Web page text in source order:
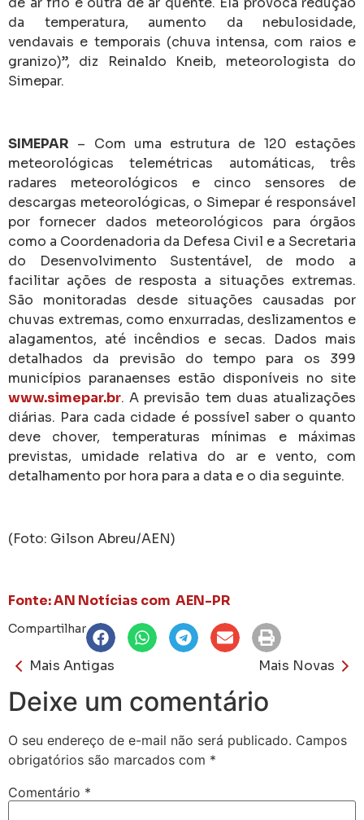
da temperatura, aumento da nebulosidade,
vendavais e temporais (chuva intensa, com raios e
granizo)”, diz Reinaldo Kneib, meteorologista do
Simepar.
SIMEPAR – Com uma estrutura de 120 estações
meteorológicas telemétricas automáticas, três
radares meteorológicos e cinco sensores de
descargas meteorológicas, o Simepar é responsável
por fornecer dados meteorológicos para órgãos
como a Coordenadoria da Defesa Civil e a Secretaria
do Desenvolvimento Sustentável, de modo a
facilitar ações de resposta a situações extremas.
São monitoradas desde situações causadas por
chuvas extremas, como enxurradas, deslizamentos e
alagamentos, até incêndios e secas. Dados mais
detalhados da previsão do tempo para os 399
municípios paranaenses estão disponíveis no site
www.simepar.br. A previsão tem duas atualizações
diárias. Para cada cidade é possível saber o quanto
deve chover, temperaturas mínimas e máximas
previstas, umidade relativa do ar e vento, com
detalhamento por hora para a data e o dia seguinte.
(Foto: Gilson Abreu/AEN)
Fonte: AN Notícias com AEN-PR
Compartilhar
Mais Antigas Mais Novas
Deixe um comentário
O seu endereço de e-mail não será publicado. Campos
obrigatórios são marcados com *
Comentário *